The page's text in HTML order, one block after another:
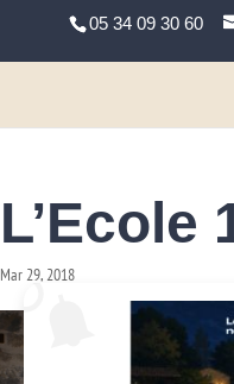
05 34 09 30 60
L’Ecole
Mar 29, 2018